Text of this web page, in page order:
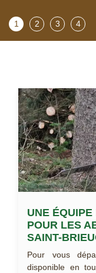
1 2 3 4
UNE
POUR LES
SAINT-
Pour vous
disponible en